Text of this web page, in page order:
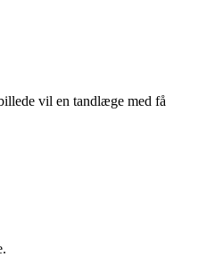
vil en tandlæge med få